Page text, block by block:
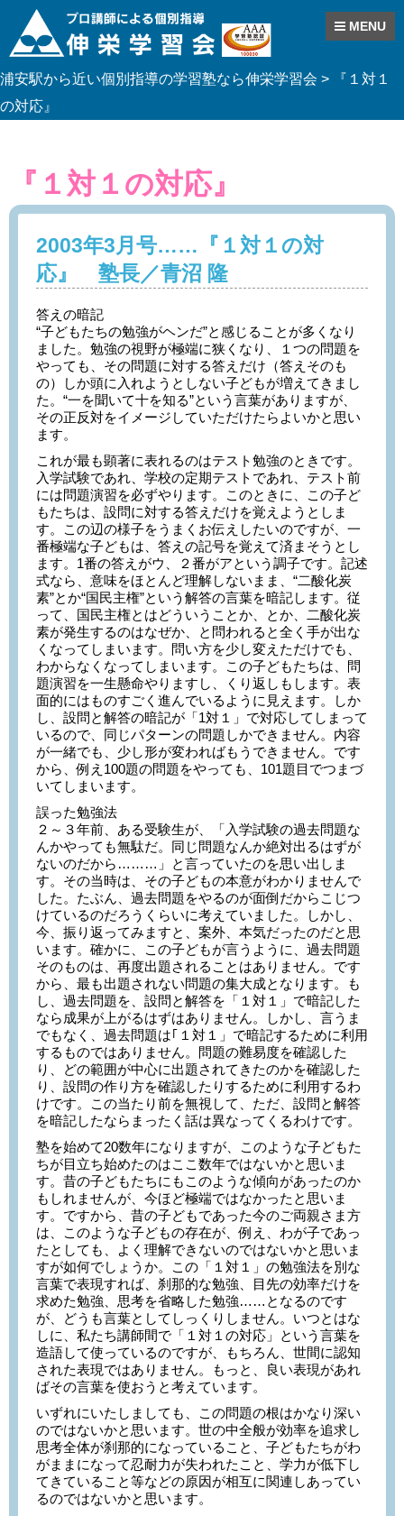
Skip
to
content
MENU
浦安駅から近い個別指導の学習塾なら伸栄学習会 >
『１対１
の対応』
『１対１の対応』
2003年3月号……『１対１の対
応』 塾長／青沼 隆
答えの暗記
“子どもたちの勉強がヘンだ”と感じることが多くなり
ました。勉強の視野が極端に狭くなり、１つの問題を
やっても、その問題に対する答えだけ（答えそのも
の）しか頭に入れようとしない子どもが増えてきまし
た。“一を聞いて十を知る”という言葉がありますが、
その正反対をイメージしていただけたらよいかと思い
ます。
これが最も顕著に表れるのはテスト勉強のときです。
入学試験であれ、学校の定期テストであれ、テスト前
には問題演習を必ずやります。このときに、この子ど
もたちは、設問に対する答えだけを覚えようとしま
す。この辺の様子をうまくお伝えしたいのですが、一
番極端な子どもは、答えの記号を覚えて済まそうとし
ます。1番の答えがウ、２番がアという調子です。記述
式なら、意味をほとんど理解しないまま、“二酸化炭
素”とか“国民主権”という解答の言葉を暗記します。従
って、国民主権とはどういうことか、とか、二酸化炭
素が発生するのはなぜか、と問われると全く手が出な
くなってしまいます。問い方を少し変えただけでも、
わからなくなってしまいます。この子どもたちは、問
題演習を一生懸命やりますし、くり返しもします。表
面的にはものすごく進んでいるように見えます。しか
し、設問と解答の暗記が「1対１」で対応してしまって
いるので、同じパターンの問題しかできません。内容
が一緒でも、少し形が変わればもうできません。です
から、例え100題の問題をやっても、101題目でつまづ
いてしまいます。
誤った勉強法
２～３年前、ある受験生が、「入学試験の過去問題な
んかやっても無駄だ。同じ問題なんか絶対出るはずが
ないのだから………」と言っていたのを思い出しま
す。その当時は、その子どもの本意がわかりませんで
した。たぶん、過去問題をやるのが面倒だからこじつ
けているのだろうくらいに考えていました。しかし、
今、振り返ってみますと、案外、本気だったのだと思
います。確かに、この子どもが言うように、過去問題
そのものは、再度出題されることはありません。です
から、最も出題されない問題の集大成となります。も
し、過去問題を、設問と解答を「１対１」で暗記した
なら成果が上がるはずはありません。しかし、言うま
でもなく、過去問題は｢１対１」で暗記するために利用
するものではありません。問題の難易度を確認した
り、どの範囲が中心に出題されてきたのかを確認した
り、設問の作り方を確認したりするために利用するわ
けです。この当たり前を無視して、ただ、設問と解答
を暗記したならまったく話は異なってくるわけです。
塾を始めて20数年になりますが、このような子どもた
ちが目立ち始めたのはここ数年ではないかと思いま
す。昔の子どもたちにもこのような傾向があったのか
もしれませんが、今ほど極端ではなかったと思いま
す。ですから、昔の子どもであった今のご両親さま方
は、このような子どもの存在が、例え、わが子であっ
たとしても、よく理解できないのではないかと思いま
すが如何でしょうか。この「１対１」の勉強法を別な
言葉で表現すれば、刹那的な勉強、目先の効率だけを
求めた勉強、思考を省略した勉強……となるのです
が、どうも言葉としてしっくりしません。いつとはな
しに、私たち講師間で「１対１の対応」という言葉を
造語して使っているのですが、もちろん、世間に認知
された表現ではありません。もっと、良い表現があれ
ばその言葉を使おうと考えています。
いずれにいたしましても、この問題の根はかなり深い
のではないかと思います。世の中全般が効率を追求し
思考全体が刹那的になっていること、子どもたちがわ
がままになって忍耐力が失われたこと、学力が低下し
てきていること等などの原因が相互に関連しあってい
るのではないかと思います。